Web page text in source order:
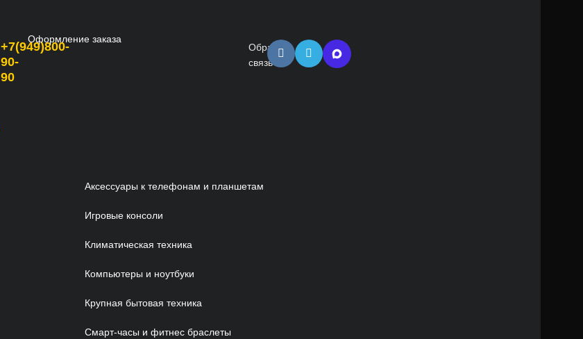
+7(949)800-
90-
90
Оформление заказа
Обратная
связь
Аксессуары к телефонам и планшетам
Игровые консоли
Климатическая техника
Компьютеры и ноутбуки
Крупная бытовая техника
Смарт-часы и фитнес браслеты